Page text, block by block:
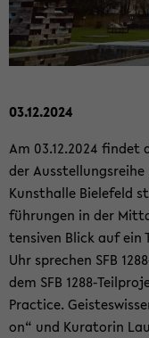
03.12.2024
Am 03.12.2024 fin­det
der
Kunst­hal­le Bie­le­feld
füh­run­gen in der
ten­si­ven Blick auf ein
Uhr spre­chen SFB
dem SFB 1288-​
Prac­ti­ce.
on“ und Ku­ra­to­rin